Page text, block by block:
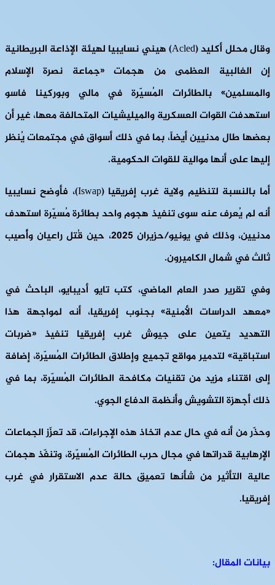
وقال محلل أكليد (Acled) هيني نسايبيا لهيئة الإذاعة البريطانية
إن الغالبية العظمى من هجمات «جماعة نصرة الإسلام
والمسلمين» بالطائرات المُسيّرة في مالي وبوركينا فاسو
استهدفت القوات العسكرية والميليشيات المتحالفة معها، غير أن
بعضها طال مدنيين أيضاً، بما في ذلك أسواق في مجتمعات يُنظر
إليها على أنها موالية للقوات الحكومية.
أما بالنسبة لتنظيم ولاية غرب إفريقيا (Iswap)، فأوضح نسايبيا
أنه لم يُعرف عنه سوى تنفيذ هجوم واحد بطائرة مُسيّرة استهدف
مدنيين، وذلك في يونيو/حزيران 2025، حين قُتل راعيان وأُصيب
ثالث في شمال الكاميرون.
وفي تقرير صدر العام الماضي، كتب تايو أديبايو، الباحث في
«معهد الدراسات الأمنية» بجنوب إفريقيا، أنه لمواجهة هذا
التهديد يتعين على جيوش غرب إفريقيا تنفيذ «ضربات
استباقية» لتدمير مواقع تجميع وإطلاق الطائرات المُسيّرة، إضافة
إلى اقتناء مزيد من تقنيات مكافحة الطائرات المُسيّرة، بما في
ذلك أجهزة التشويش وأنظمة الدفاع الجوي.
وحذّر من أنه في حال عدم اتخاذ هذه الإجراءات، قد تعزّز الجماعات
الإرهابية قدراتها في مجال حرب الطائرات المُسيّرة، وتنفّذ هجمات
عالية التأثير من شأنها تعميق حالة عدم الاستقرار في غرب
إفريقيا.
بيانات المقال: